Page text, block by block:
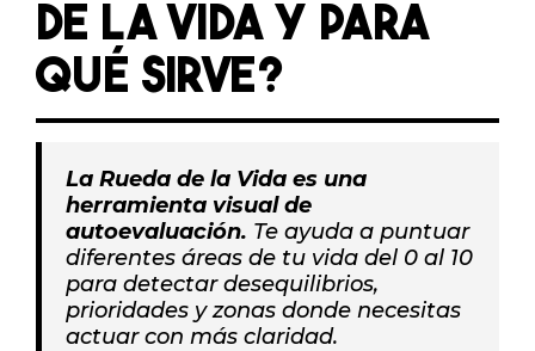
DE LA VIDA Y PARA
QUÉ SIRVE?
La Rueda de la Vida es una
herramienta visual de
autoevaluación. Te ayuda a puntuar
diferentes áreas de tu vida del 0 al 10
para detectar desequilibrios,
prioridades y zonas donde necesitas
actuar con más claridad.